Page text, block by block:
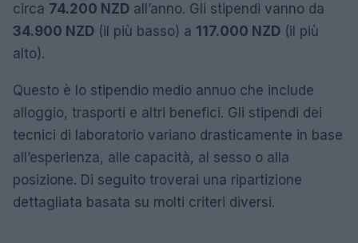
circa 74.200 NZD all’anno. Gli stipendi vanno da
34.900 NZD (il più basso) a 117.000 NZD (il più
alto).
Questo è lo stipendio medio annuo che include
alloggio, trasporti e altri benefici. Gli stipendi dei
tecnici di laboratorio variano drasticamente in base
all’esperienza, alle capacità, al sesso o alla
posizione. Di seguito troverai una ripartizione
dettagliata basata su molti criteri diversi.